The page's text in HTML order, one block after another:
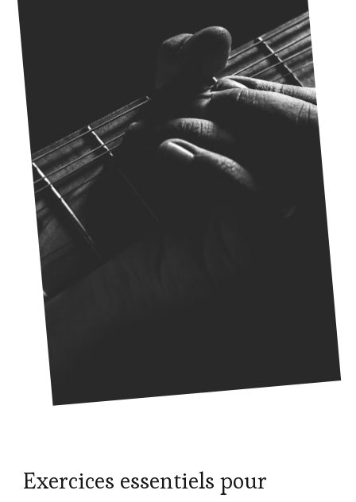
Exercices essentiels pour